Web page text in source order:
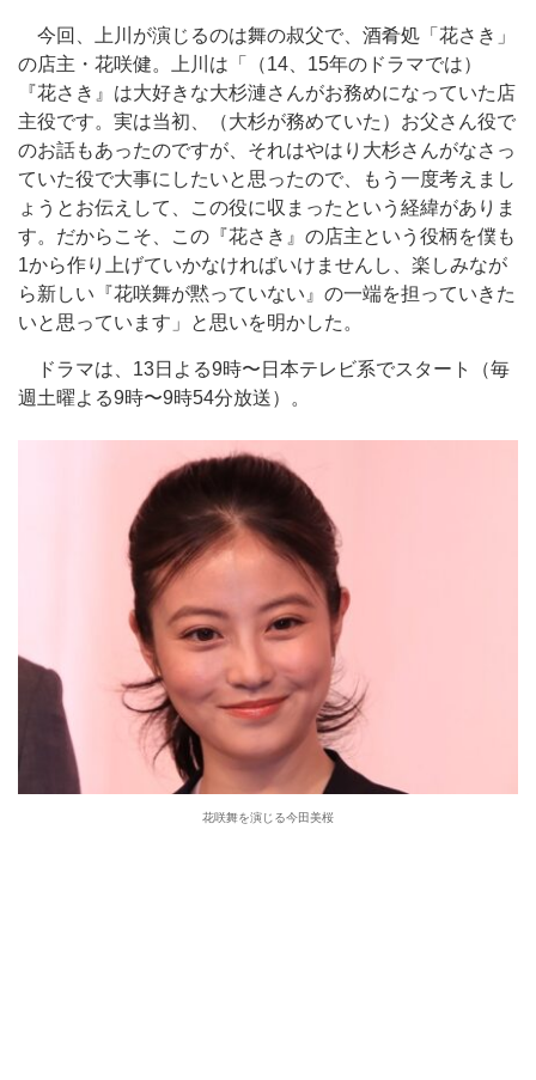
今回、上川が演じるのは舞の叔父で、酒肴処「花さき」
の店主・花咲健。上川は「（14、15年のドラマでは）
『花さき』は大好きな大杉漣さんがお務めになっていた店
主役です。実は当初、（大杉が務めていた）お父さん役で
のお話もあったのですが、それはやはり大杉さんがなさっ
ていた役で大事にしたいと思ったので、もう一度考えまし
ょうとお伝えして、この役に収まったという経緯がありま
す。だからこそ、この『花さき』の店主という役柄を僕も
1から作り上げていかなければいけませんし、楽しみなが
ら新しい『花咲舞が黙っていない』の一端を担っていきた
いと思っています」と思いを明かした。
ドラマは、13日よる9時〜日本テレビ系でスタート（毎
週土曜よる9時〜9時54分放送）。
花咲舞を演じる今田美桜